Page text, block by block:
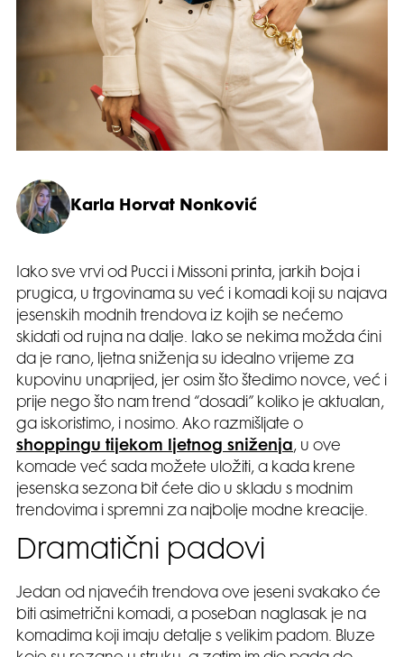
Karla Horvat Nonković
Iako sve vrvi od Pucci i Missoni printa, jarkih boja i
prugica, u trgovinama su već i komadi koji su najava
jesenskih modnih trendova iz kojih se nećemo
skidati od rujna na dalje. Iako se nekima možda ćini
da je rano, ljetna sniženja su idealno vrijeme za
kupovinu unaprijed, jer osim što štedimo novce, već i
prije nego što nam trend “dosadi” koliko je aktualan,
ga iskoristimo, i nosimo. Ako razmišljate o
shoppingu tijekom ljetnog sniženja, u ove
komade već sada možete uložiti, a kada krene
jesenska sezona bit ćete dio u skladu s modnim
trendovima i spremni za najbolje modne kreacije.
Dramatični padovi
Jedan od njavećih trendova ove jeseni svakako će
biti asimetrični komadi, a poseban naglasak je na
komadima koji imaju detalje s velikim padom. Bluze